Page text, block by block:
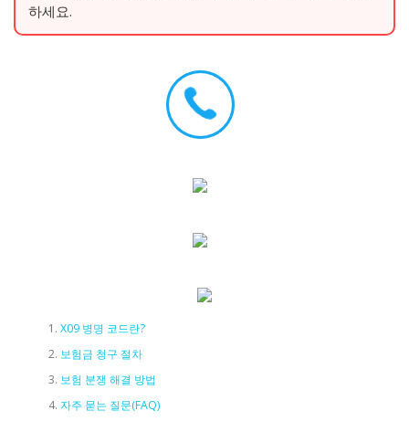
하세요.
X09 병명 코드란?
보험금 청구 절차
보험 분쟁 해결 방법
자주 묻는 질문(FAQ)